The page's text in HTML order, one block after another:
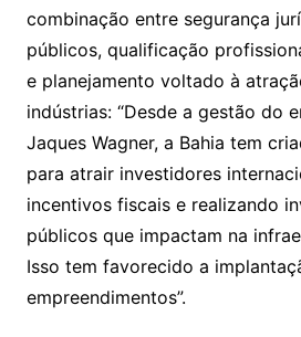
combinação entre segurança
públicos, qualificação
e planejamento voltado à
indústrias: “Desde a gestão do
Jaques Wagner, a Bahia tem
para atrair investidores
incentivos fiscais e realizando
públicos que impactam na
Isso tem favorecido a
empreendimentos”.